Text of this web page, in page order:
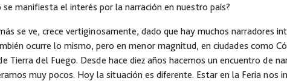
se manifiesta el interés por la narración en nuestro país?
se ve, crece vertiginosamente, dado que hay muchos narradores
ocurre lo mismo, pero en menor magnitud, en ciudades como
Tierra del Fuego. Desde hace diez años hacemos un encuentro de
muy pocos. Hoy la situación es diferente. Estar en la Feria nos